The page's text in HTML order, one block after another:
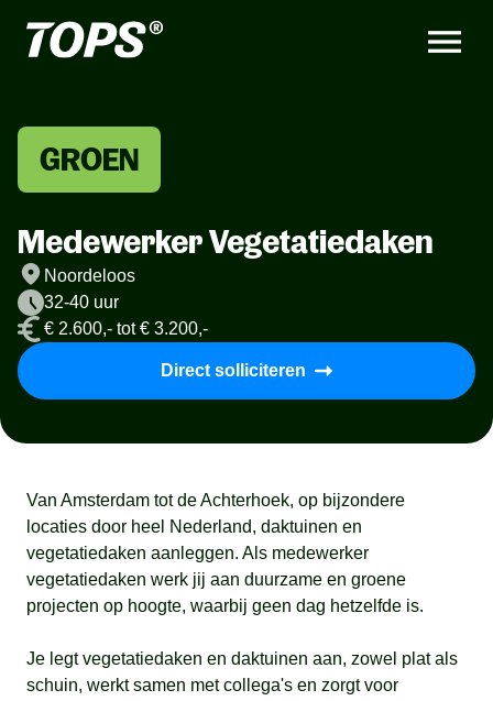
GROEN
Medewerker Vegetatiedaken
Noordeloos
32-40 uur
€ 2.600,- tot € 3.200,-
Direct solliciteren
Van Amsterdam tot de Achterhoek, op bijzondere
locaties door heel Nederland, daktuinen en
vegetatiedaken aanleggen. Als medewerker
vegetatiedaken werk jij aan duurzame en groene
projecten op hoogte, waarbij geen dag hetzelfde is.
Je legt vegetatiedaken en daktuinen aan, zowel plat als
schuin, werkt samen met collega's en zorgt voor